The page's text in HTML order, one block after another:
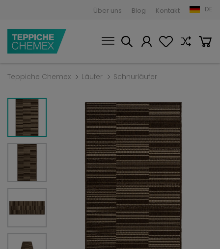
Über uns Blog Kontakt DE
Teppiche Chemex Läufer Schnurläufer